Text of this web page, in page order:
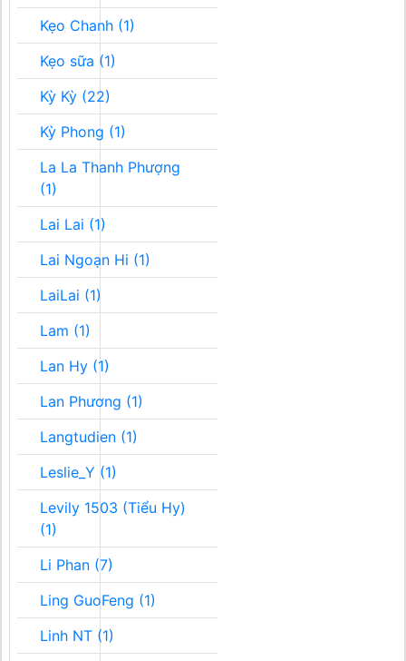
Kẹo Chanh (1)
Kẹo sữa (1)
Kỳ Kỳ (22)
Kỳ Phong (1)
La La Thanh Phượng
(1)
Lai Lai (1)
Lai Ngoạn Hi (1)
LaiLai (1)
Lam (1)
Lan Hy (1)
Lan Phương (1)
Langtudien (1)
Leslie_Y (1)
Levily 1503 (Tiểu Hy)
(1)
Li Phan (7)
Ling GuoFeng (1)
Linh NT (1)